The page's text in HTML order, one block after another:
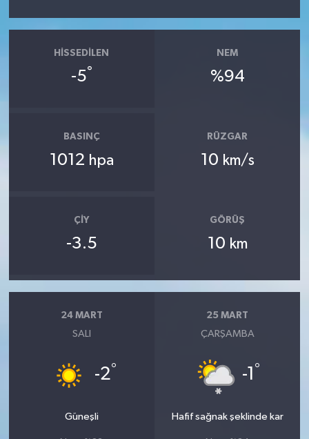
HISSEDILEN
-5°
NEM
%94
BASINÇ
1012 hpa
RÜZGAR
10 km/s
ÇIY
-3.5
GÖRÜŞ
10 km
24 MART
SALI
-2°
Güneşli
25 MART
ÇARŞAMBA
-1 °
Hafif sağnak şeklinde kar